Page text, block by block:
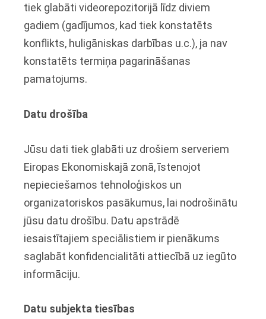
tiek glabāti videorepozitorijā līdz diviem
gadiem (gadījumos, kad tiek konstatēts
konflikts, huligāniskas darbības u.c.), ja nav
konstatēts termiņa pagarināšanas
pamatojums.
Datu drošība
Jūsu dati tiek glabāti uz drošiem serveriem
Eiropas Ekonomiskajā zonā, īstenojot
nepieciešamos tehnoloģiskos un
organizatoriskos pasākumus, lai nodrošinātu
jūsu datu drošību. Datu apstrādē
iesaistītajiem speciālistiem ir pienākums
saglabāt konfidencialitāti attiecībā uz iegūto
informāciju.
Datu subjekta tiesības